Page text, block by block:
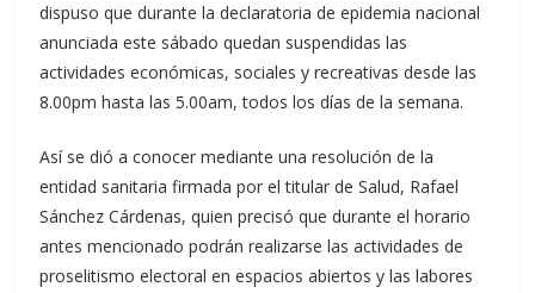
dispuso que durante la declaratoria de epidemia nacional
anunciada este sábado quedan suspendidas las
actividades económicas, sociales y recreativas desde las
8.00pm hasta las 5.00am, todos los días de la semana.
Así se dió a conocer mediante una resolución de la
entidad sanitaria firmada por el titular de Salud, Rafael
Sánchez Cárdenas, quien precisó que durante el horario
antes mencionado podrán realizarse las actividades de
proselitismo electoral en espacios abiertos y las labores